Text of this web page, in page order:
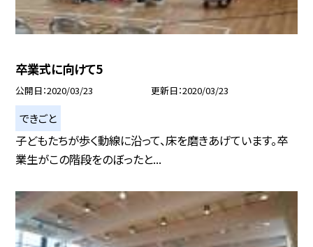
卒業式に向けて5
公開日 2020/03/23 更新日 2020/03/23
できごと
子どもたちが歩く動線に沿って、床を磨きあげています。卒
業生がこの階段をのぼったと...